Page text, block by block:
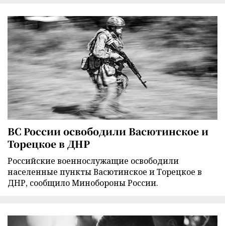
ВС России освободили Васютинское и
Торецкое в ДНР
Российские военнослужащие освободили
населенные пункты Васютинское и Торецкое в
ДНР, сообщило Минобороны России.